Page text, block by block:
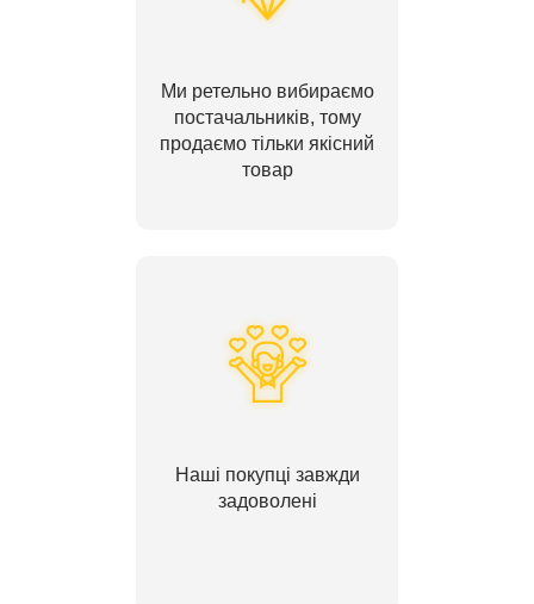
Ми ретельно вибираємо
постачальників, тому
продаємо тільки якісний
товар
Наші покупці завжди
задоволені